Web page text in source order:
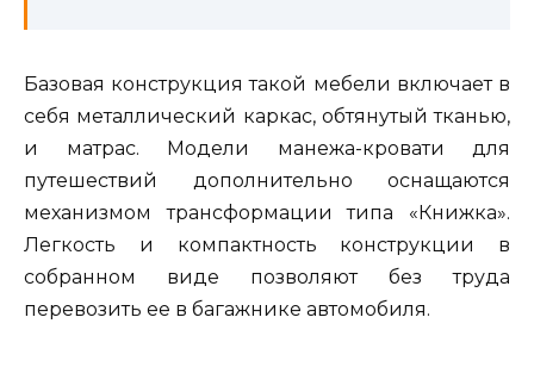
Базовая конструкция такой мебели включает в
себя металлический каркас, обтянутый тканью,
и матрас. Модели манежа-кровати для
путешествий дополнительно оснащаются
механизмом трансформации типа «Книжка».
Легкость и компактность конструкции в
собранном виде позволяют без труда
перевозить ее в багажнике автомобиля.